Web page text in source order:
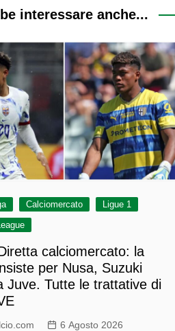
interessare anche...
Calciomercato
Ligue 1
calciomercato: la
per Nusa, Suzuki
Juve. Tutte le trattative di
6 Agosto 2026